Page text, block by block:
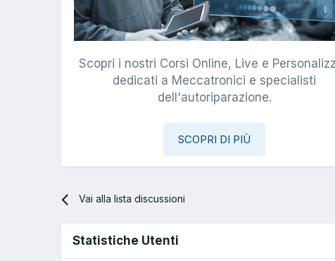
Scopri i nostri Corsi Online, Live e
dedicati a Meccatronici e specialisti
dell'autoriparazione.
SCOPRI DI PIÙ
Vai alla lista discussioni
Statistiche Utenti